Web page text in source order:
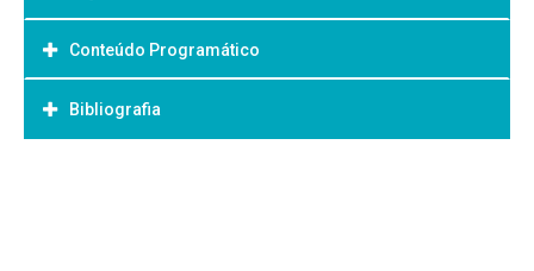
Objetivo Geral:
-
Conteúdo Programático
Unidade 1:
Bibliografia